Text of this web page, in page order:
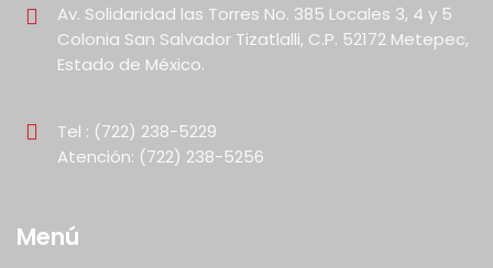
Av. Solidaridad las Torres No. 385 Locales 3, 4 y 5
Colonia San Salvador Tizatlalli, C.P. 52172 Metepec,
Estado de México.
Tel : (722) 238-5229
Atención: (722) 238-5256
Menú